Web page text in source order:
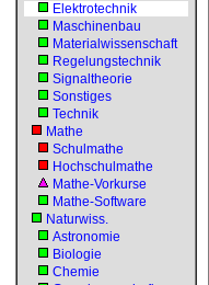
Elektrotechnik
Maschinenbau
Materialwissenschaft
Regelungstechnik
Signaltheorie
Sonstiges
Technik
Mathe
Schulmathe
Hochschulmathe
Mathe-Vorkurse
Mathe-Software
Naturwiss.
Astronomie
Biologie
Chemie